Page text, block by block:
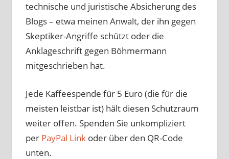
technische und juristische Absicherung des
Blogs – etwa meinen Anwalt, der ihn gegen
Skeptiker-Angriffe schützt oder die
Anklageschrift gegen Böhmermann
mitgeschrieben hat.
Jede Kaffeespende für 5 Euro (die für die
meisten leistbar ist) hält diesen Schutzraum
weiter offen. Spenden Sie unkompliziert
per PayPal Linkoder über den QR-Code
unten.